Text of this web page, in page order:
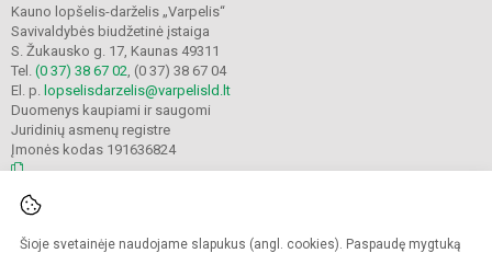
Šioje svetainėje naudojame slapukus (angl. cookies). Paspaudę mygtuką
Kauno lopšelis-darželis „Varpelis“
Savivaldybės biudžetinė įstaiga
S. Žukausko g. 17, Kaunas 49311
Tel. (0 37) 38 67 02 , (0 37) 38 67 04
El. p. lopselisdarzelis@varpelisld.lt
Duomenys kaupiami ir saugomi
Juridinių asmenų registre
Įmonės kodas 191636824
Kopijuoti turinį be raštiško įstaigos administracijos sutikimo griežtai draudžiama.